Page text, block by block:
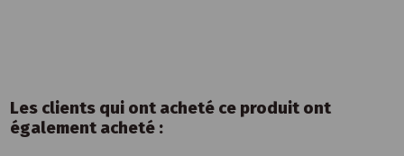
Les clients qui ont acheté ce produit ont
également acheté :